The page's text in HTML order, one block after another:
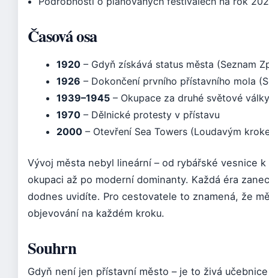
Časová osa
1920 – Gdyň získává status města (Seznam
1926 – Dokončení prvního přístavního mola
1939–1945 – Okupace za druhé světové války
1970 – Dělnické protesty v přístavu
2000 – Otevření Sea Towers (Loudavým
Vývoj města nebyl lineární – od rybářské vesnice
okupaci až po moderní dominanty. Každá éra
dodnes uvidíte. Pro cestovatele to znamená, že
objevování na každém kroku.
Souhrn
Gdyň není jen přístavní město – je to živá